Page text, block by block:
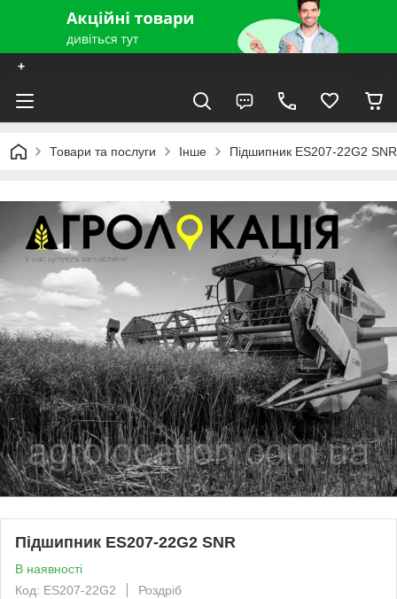
+
Товари та послуги Інше Підшипник ES207-22G2 SNR
Підшипник ES207-22G2 SNR
В наявності
Код: ES207-22G2
Роздріб